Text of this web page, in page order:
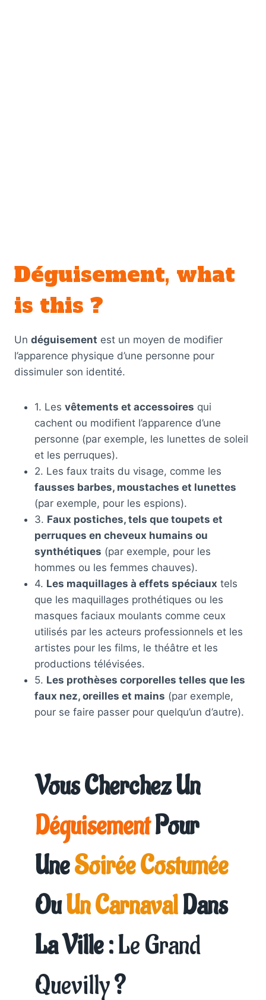
Déguisement, what
is this ?
Un déguisement est un moyen de modifier
l’apparence physique d’une personne pour
dissimuler son identité.
1. Les vêtements et accessoires qui
cachent ou modifient l’apparence d’une
personne (par exemple, les lunettes de soleil
et les perruques).
2. Les faux traits du visage, comme les
fausses barbes, moustaches et lunettes
(par exemple, pour les espions).
3. Faux postiches, tels que toupets et
perruques en cheveux humains ou
synthétiques (par exemple, pour les
hommes ou les femmes chauves).
4. Les maquillages à effets spéciaux tels
que les maquillages prothétiques ou les
masques faciaux moulants comme ceux
utilisés par les acteurs professionnels et les
artistes pour les films, le théâtre et les
productions télévisées.
5. Les prothèses corporelles telles que les
faux nez, oreilles et mains (par exemple,
pour se faire passer pour quelqu’un d’autre).
Vous Cherchez Un
DéguisementPour
UneSoirée Costumée
OuUn CarnavalDans
La Ville :Le Grand
Quevilly?